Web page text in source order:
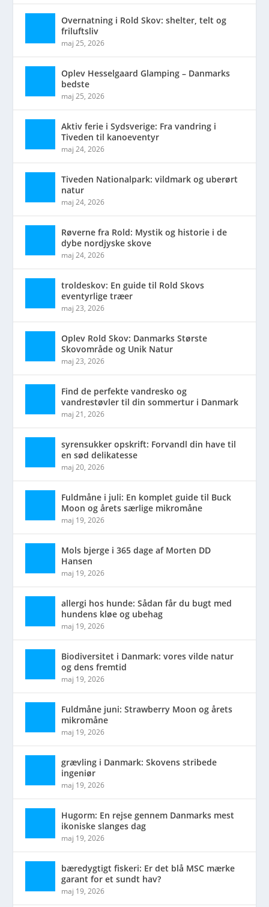
Overnatning i Rold Skov: shelter, telt og
friluftsliv
maj 25, 2026
Oplev Hesselgaard Glamping – Danmarks
bedste
maj 25, 2026
Aktiv ferie i Sydsverige: Fra vandring i
Tiveden til kanoeventyr
maj 24, 2026
Tiveden Nationalpark: vildmark og uberørt
natur
maj 24, 2026
Røverne fra Rold: Mystik og historie i de
dybe nordjyske skove
maj 24, 2026
troldeskov: En guide til Rold Skovs
eventyrlige træer
maj 23, 2026
Oplev Rold Skov: Danmarks Største
Skovområde og Unik Natur
maj 23, 2026
Find de perfekte vandresko og
vandrestøvler til din sommertur i Danmark
maj 21, 2026
syrensukker opskrift: Forvandl din have til
en sød delikatesse
maj 20, 2026
Fuldmåne i juli: En komplet guide til Buck
Moon og årets særlige mikromåne
maj 19, 2026
Mols bjerge i 365 dage af Morten DD
Hansen
maj 19, 2026
allergi hos hunde: Sådan får du bugt med
hundens kløe og ubehag
maj 19, 2026
Biodiversitet i Danmark: vores vilde natur
og dens fremtid
maj 19, 2026
Fuldmåne juni: Strawberry Moon og årets
mikromåne
maj 19, 2026
grævling i Danmark: Skovens stribede
ingeniør
maj 19, 2026
Hugorm: En rejse gennem Danmarks mest
ikoniske slanges dag
maj 19, 2026
bæredygtigt fiskeri: Er det blå MSC mærke
garant for et sundt hav?
maj 19, 2026